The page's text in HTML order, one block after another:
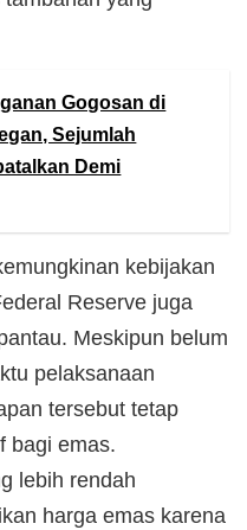
Gogosan di
Sejumlah
Demi
kebijakan
Reserve juga
Meskipun belum
pelaksanaan
tersebut tetap
bagi emas.
lebih rendah
harga emas karena